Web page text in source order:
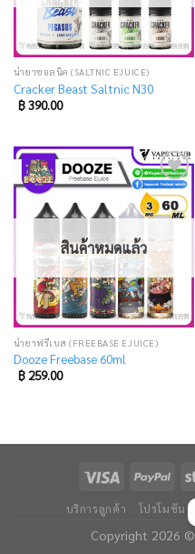
น้ำยาซอลนิค (SALTNIC EJUICE)
Cracker Beast Saltnic N30
฿390.00
Add
to
wishlist
สินค้าหมดแล้ว
น้ำยาฟรีเบส (FREEBASE EJUICE)
Dooze Freebase 60ml
฿259.00
บริการลูกค้า โปรโมชัน
Copyright 2026 ©